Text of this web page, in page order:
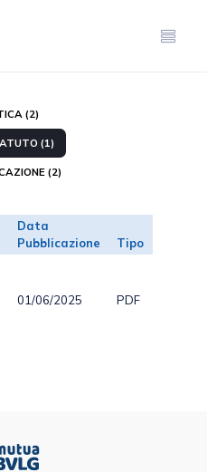
(2)
(1)
(2)
Data
Pubblicazione
Tipo
01/06/2025 PDF